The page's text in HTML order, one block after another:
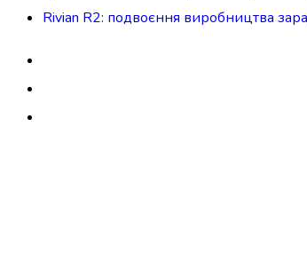
Rivian R2: подвоєння виробництва